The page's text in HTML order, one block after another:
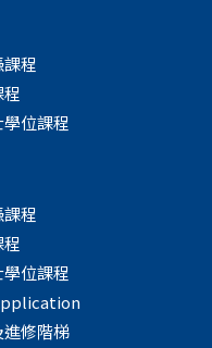
程
位課程
程
位課程
修階梯